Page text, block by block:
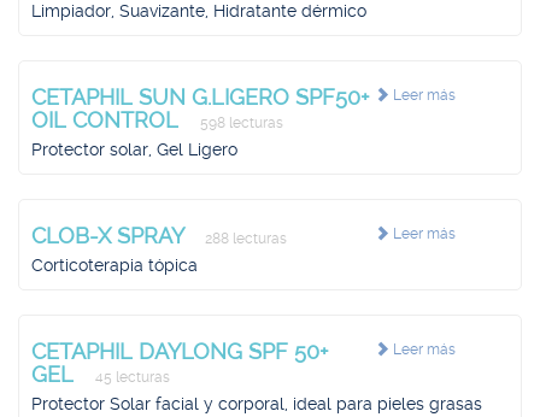
Limpiador, Suavizante, Hidratante dérmico
Leer más
CETAPHIL SUN G.LIGERO SPF50+
OIL CONTROL
598 lecturas
Protector solar, Gel Ligero
Leer más
CLOB-X SPRAY 288 lecturas
Corticoterapia tópica
Leer más
CETAPHIL DAYLONG SPF 50+
GEL
45 lecturas
Protector Solar facial y corporal, ideal para pieles grasas